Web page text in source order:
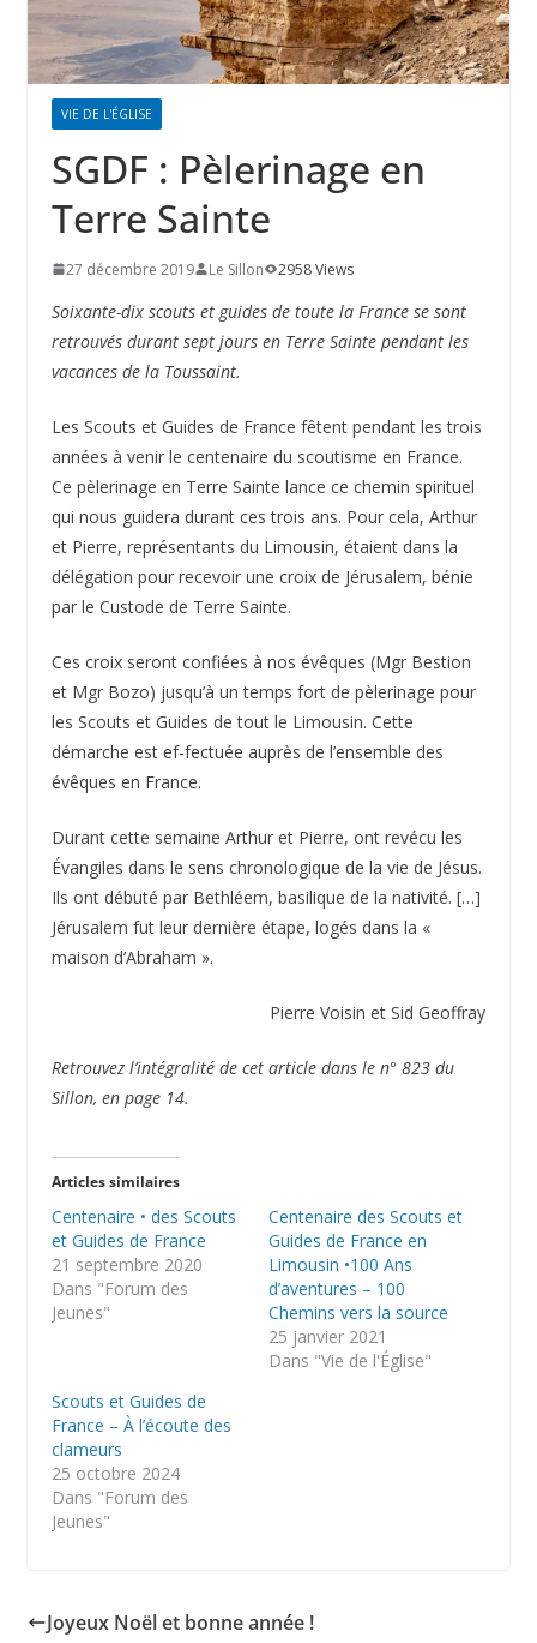
VIE DE L'ÉGLISE
SGDF : Pèlerinage en
Terre Sainte
27 décembre 2019 Le Sillon 2958 Views
Soixante-dix scouts et guides de toute la France se sont
retrouvés durant sept jours en Terre Sainte pendant les
vacances de la Toussaint.
Les Scouts et Guides de France fêtent pendant les trois
années à venir le centenaire du scoutisme en France.
Ce pèlerinage en Terre Sainte lance ce chemin spirituel
qui nous guidera durant ces trois ans. Pour cela, Arthur
et Pierre, représentants du Limousin, étaient dans la
délégation pour recevoir une croix de Jérusalem, bénie
par le Custode de Terre Sainte.
Ces croix seront confiées à nos évêques (Mgr Bestion
et Mgr Bozo) jusqu’à un temps fort de pèlerinage pour
les Scouts et Guides de tout le Limousin. Cette
démarche est ef-fectuée auprès de l’ensemble des
évêques en France.
Durant cette semaine Arthur et Pierre, ont revécu les
Évangiles dans le sens chronologique de la vie de Jésus.
Ils ont débuté par Bethléem, basilique de la nativité. […]
Jérusalem fut leur dernière étape, logés dans la «
maison d’Abraham ».
Pierre Voisin et Sid Geoffray
Retrouvez l’intégralité de cet article dans le n° 823 du
Sillon, en page 14.
Articles similaires
Centenaire • des Scouts
et Guides de France
21 septembre 2020
Dans "Forum des
Jeunes"
Centenaire des Scouts et
Guides de France en
Limousin •100 Ans
d’aventures – 100
Chemins vers la source
25 janvier 2021
Dans "Vie de l'Église"
Scouts et Guides de
France – À l’écoute des
clameurs
25 octobre 2024
Dans "Forum des
Jeunes"
Joyeux Noël et bonne année !